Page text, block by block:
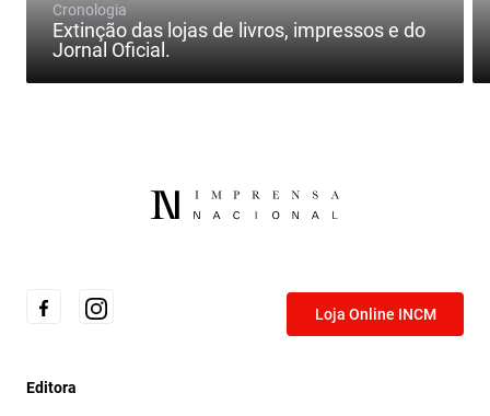
Cronologia
Extinção das lojas de livros, impressos e do
Jornal Oficial.
Loja Online INCM
Editora